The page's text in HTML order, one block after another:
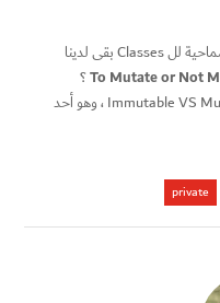
هكذا باستخدام الباكج بال Feature مع أقل سماحية لل Classes بقى لدينا
To Mutate or Not؟
نراكم ان شاء الله في المقاله المقبلة عن Immutable VS Mutable ، وهو أحد
private